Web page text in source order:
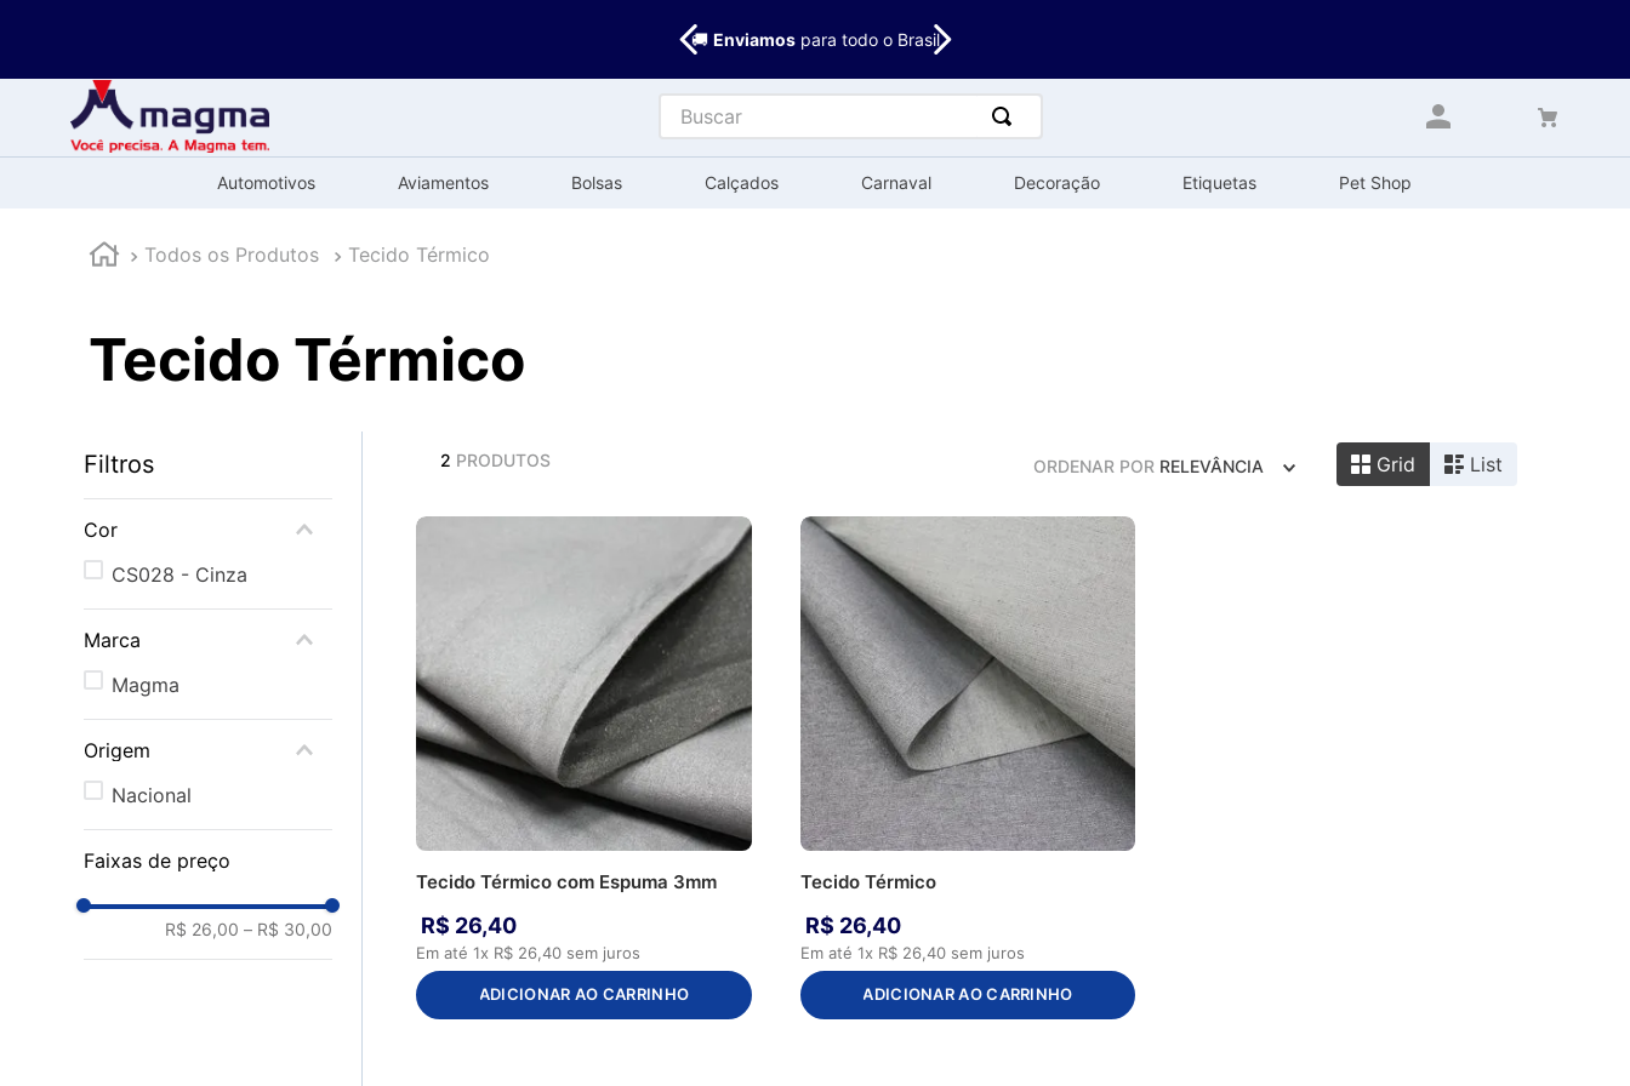
🚚 Enviamospara todo o Brasil
Buscar
Automotivos Aviamentos Bolsas Calçados Carnaval Decoração Etiquetas Pet Shop
Todos os Produtos Tecido Térmico
Tecido Térmico
Filtros
Cor
CS028 - Cinza
Marca
Magma
Origem
Nacional
Faixas de preço
R$ 26,00 – R$ 30,00
2 PRODUTOS ORDENAR POR RELEVÂNCIA Grid List
Tecido Térmico com Espuma 3mm
R$ 26,40
Em até1x R$ 26,40 sem juros
ADICIONAR AO CARRINHO
Tecido Térmico
R$ 26,40
Em até 1x R$ 26,40sem juros
ADICIONAR AO CARRINHO